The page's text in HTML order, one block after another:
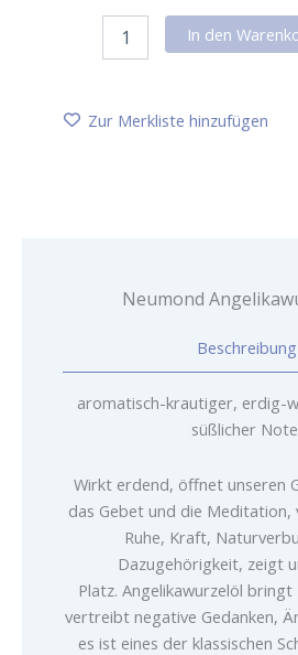
Angelikawurzel,
In den
Zur Merkliste hinzufügen
Neumond
Beschreibung
aromatisch-krautiger, erdig-
süßlicher
Wirkt erdend, öffnet unseren
das Gebet und die
Ruhe, Kraft,
Dazugehörigkeit, zeigt
Platz. Angelikawurzelöl bringt
vertreibt negative Gedanken,
es ist eines der klassischen